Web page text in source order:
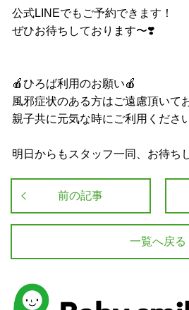
公式LINEでもご予約できます！
ぜひお待ちしております〜❣️
🍎ひろば利用のお願い🍎
風邪症状のある方はご遠慮頂いて
親子共に元気な時にご利用くださ
明日からもスタッフ一同、お待ち
前の記事
一覧へ戻る